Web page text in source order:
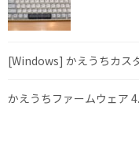
[Windows] かえうちカス
かえうちファームウェア